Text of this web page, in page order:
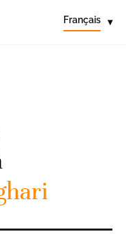
Français ▾